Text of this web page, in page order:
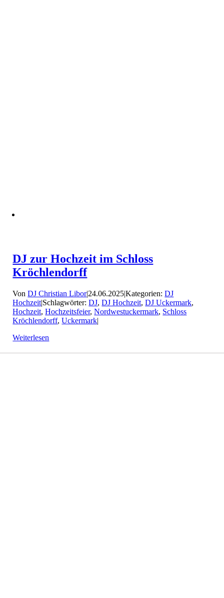
DJ zur Hochzeit im Schloss
Kröchlendorff
VonDJ Christian Libor|24.06.2025|Kategorien:DJ
Hochzeit|Schlagwörter:DJ,DJ Hochzeit,DJ Uckermark,
Hochzeit,Hochzeitsfeier,Nordwestuckermark, Schloss
Kröchlendorff,Uckermark|
Weiterlesen